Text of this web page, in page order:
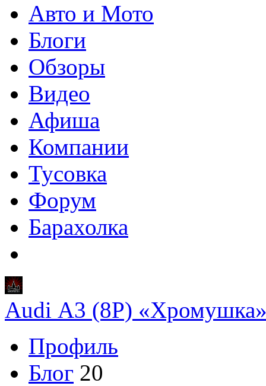
Авто и Мото
Блоги
Обзоры
Видео
Афиша
Компании
Тусовка
Форум
Барахолка
Audi A3 (8P)
Профиль
Блог 20